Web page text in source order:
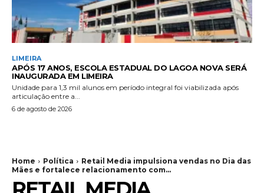
LIMEIRA
APÓS 17 ANOS, ESCOLA ESTADUAL DO LAGOA NOVA SERÁ
INAUGURADA EM LIMEIRA
Unidade para 1,3 mil alunos em período integral foi viabilizada após
articulação entre a...
6 de agosto de 2026